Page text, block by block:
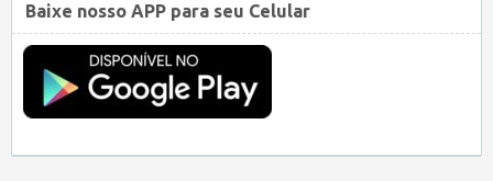
Baixe nosso APP para seu Celular